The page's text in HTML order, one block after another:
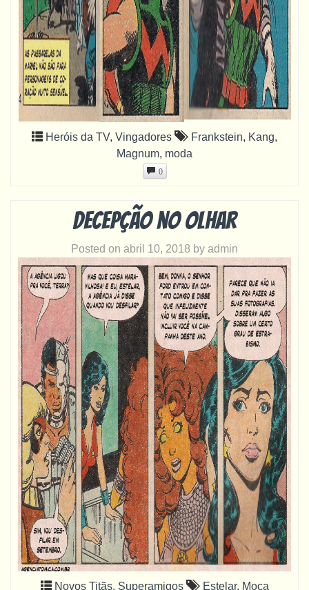
Heróis da TV, Vingadores Frankstein, Kang,
Magnum, moda
0
Decepção no olhar
Posted on abril 10, 2018 by admin
Novos Titãs, Superamigos Estelar, Moça